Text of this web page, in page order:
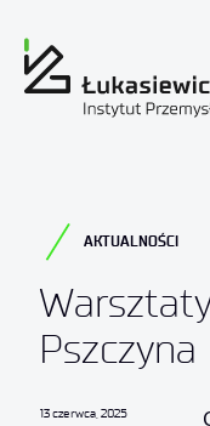
AKTUALNOŚCI
Pszczyna
13 czerwca, 2025